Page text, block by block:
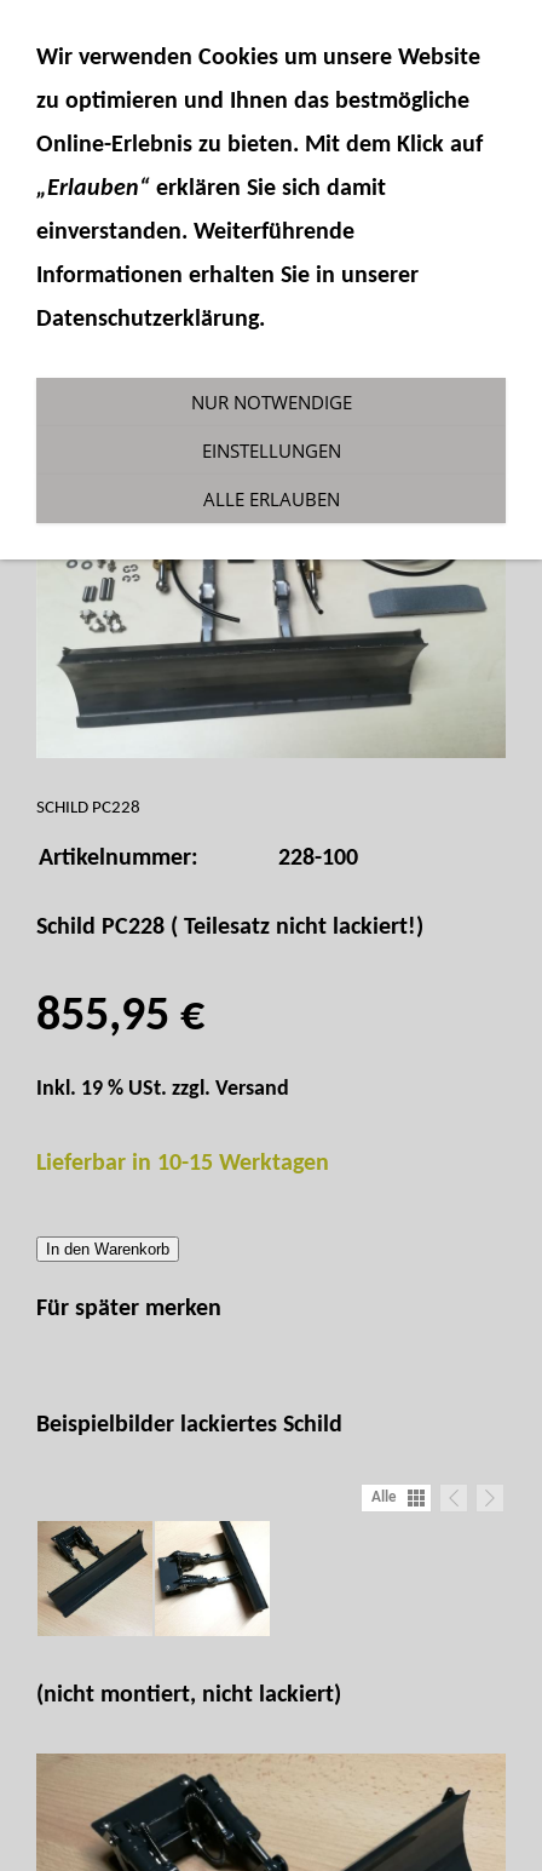
Schild PC228
Komatsu PC228
SCHILD PC228
Artikelnummer: 228-100
Schild PC228 ( Teilesatz nicht lackiert!)
855,95 €
Inkl. 19 % USt. zzgl. Versand
Lieferbar in 10-15 Werktagen
In den Warenkorb
Für später merken
Beispielbilder lackiertes Schild
Alle
(nicht montiert, nicht lackiert)
Wir verwenden Cookies um unsere Website
zu optimieren und Ihnen das bestmögliche
Online-Erlebnis zu bieten. Mit dem Klick auf
„Erlauben“ erklären Sie sich damit
einverstanden. Weiterführende
Informationen erhalten Sie in unserer
Datenschutzerklärung.
NUR NOTWENDIGE
EINSTELLUNGEN
ALLE ERLAUBEN